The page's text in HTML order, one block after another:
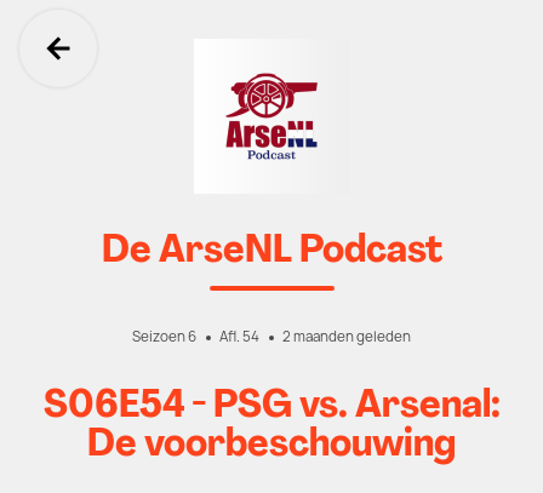
Ga terug
De ArseNL Podcast
Seizoen 6 Afl. 54 2 maanden geleden
S06E54 - PSG vs. Arsenal:
De voorbeschouwing